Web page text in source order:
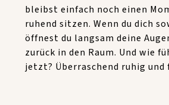
bleibst einfach noch einen
ruhend sitzen. Wenn du dich
öffnest du langsam deine
zurück in den Raum. Und wie
jetzt? Überraschend ruhig und